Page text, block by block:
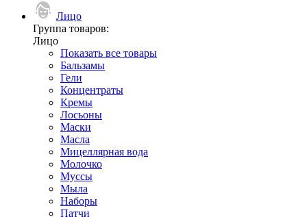
Лицо
Группа товаров:
Лицо
Показать все товары
Бальзамы
Гели
Концентраты
Кремы
Лосьоны
Маски
Масла
Мицеллярная вода
Молочко
Муссы
Мыла
Наборы
Патчи